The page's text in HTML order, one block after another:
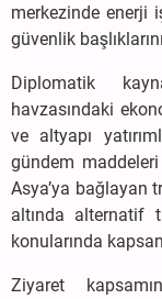
merkezinde enerji
güvenlik
Diplomatik
havzasındaki
ve altyapı
gündem maddeleri
Asya’ya bağlayan
altında alternatif
konularında
Ziyaret